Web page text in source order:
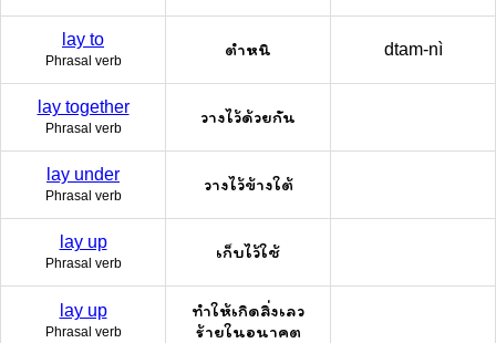
lay to
Phrasal verb
ตำหนิ dtam-nì
lay together
Phrasal verb
วางไว้ด้วยกัน
lay under
Phrasal verb
วางไว้ข้างใต้
lay up
Phrasal verb
เก็บไว้ใช้
lay up
Phrasal verb
ทำให้เกิดสิ่งเลว
ร้ายในอนาคต